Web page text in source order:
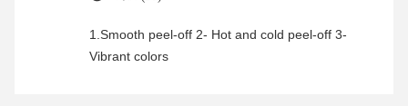
1.Smooth peel-off 2- Hot and cold peel-off 3-
Vibrant colors